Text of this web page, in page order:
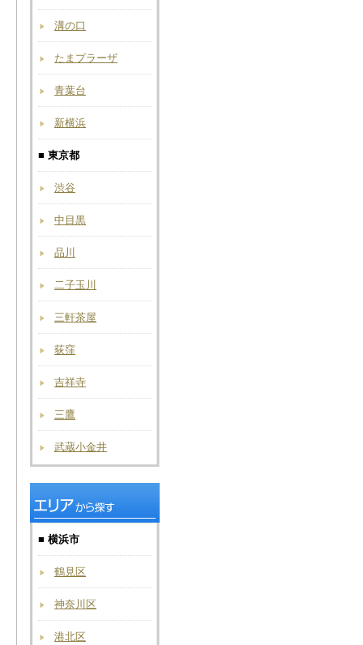
溝の口
たまプラーザ
青葉台
新横浜
■ 東京都
渋谷
中目黒
品川
二子玉川
三軒茶屋
荻窪
吉祥寺
三鷹
武蔵小金井
■ 横浜市
鶴見区
神奈川区
港北区